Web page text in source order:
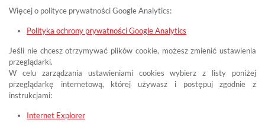
Więcej o polityce prywatności Google Analytics:
Polityka ochrony prywatności Google Analytics
Jeśli nie chcesz otrzymywać plików cookie, możesz zmienić ustawienia
przeglądarki.
W celu zarządzania ustawieniami cookies wybierz z listy poniżej
przeglądarkę internetową, której używasz i postępuj zgodnie z
instrukcjami:
Internet Explorer